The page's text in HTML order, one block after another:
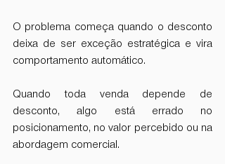
O problema começa quando o desconto
deixa de ser exceção estratégica e vira
comportamento automático.
Quando toda venda depende de
desconto, algo está errado no
posicionamento, no valor percebido ou na
abordagem comercial.